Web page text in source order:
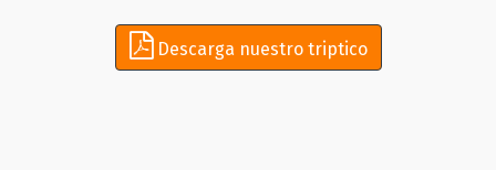
Descarga nuestro triptico